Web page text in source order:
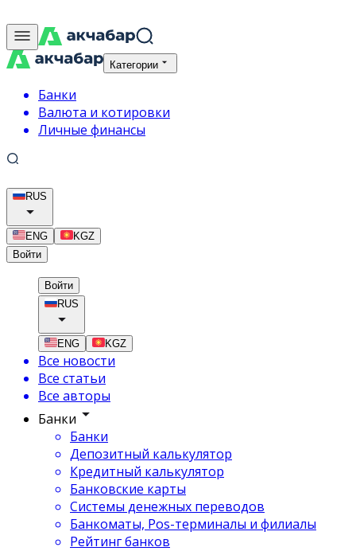
Категории
Банки
Валюта и котировки
Личные финансы
RUS
ENG
KGZ
Войти
Войти
RUS
ENG KGZ
Все новости
Все статьи
Все авторы
Банки
Банки
Депозитный калькулятор
Кредитный калькулятор
Банковские карты
Системы денежных переводов
Банкоматы, Pos-терминалы и филиалы
Рейтинг банков